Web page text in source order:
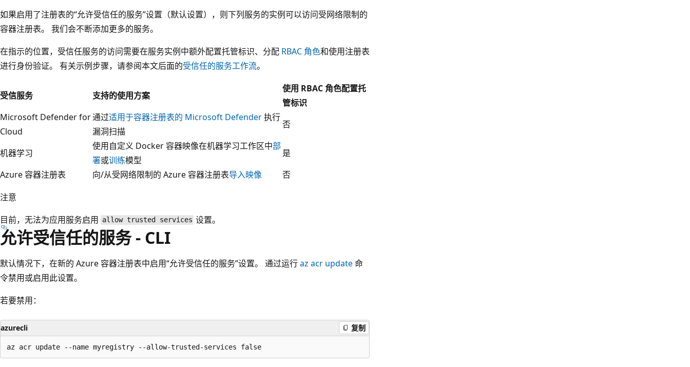
如果启用了注册表的“允许受信任的服务”设置（默认设置），则下列服务的实例可以访问受网络限制的
容器注册表。 我们会不断添加更多的服务。
在指示的位置，受信任服务的访问需要在服务实例中额外配置托管标识、分配 RBAC 角色和使用注册表
进行身份验证。 有关示例步骤，请参阅本文后面的受信任的服务工作流。
受信服务 支持的使用方案
使用 RBAC 角色配置托
管标识
Microsoft Defender for
Cloud
通过适用于容器注册表的 Microsoft Defender执行
漏洞扫描
否
机器学习
使用自定义 Docker 容器映像在机器学习工作区中部
署或训练模型
是
Azure 容器注册表
向/从受网络限制的 Azure 容器注册表导入映像
否
注意
目前，无法为应用服务启用 allow trusted services 设置。
允许受信任的服务 - CLI
默认情况下，在新的 Azure 容器注册表中启用“允许受信任的服务”设置。 通过运行az acr update命
令禁用或启用此设置。
若要禁用：
azurecli 复制